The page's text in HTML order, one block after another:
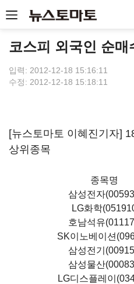
코스피 외국인 순매
입력: 2012-12-18 15:16:11
수정: 2012-12-18 15:18:11
[뉴스토마토 이혜진기자]
상위종목
종목명
삼성전자
LG화학
호남석유
SK이노베이션
삼성전기
삼성물산
LG디스플레이